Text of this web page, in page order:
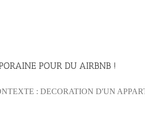
POUR DU AIRBNB !
: DECORATION D'UN